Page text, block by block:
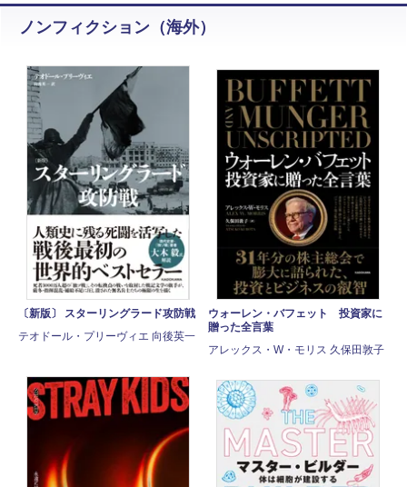
ノンフィクション（海外）
〔新版〕 スターリングラード攻防戦
テオドール・プリーヴィエ 向後英一
ウォーレン・バフェット 投資家に
贈った全言葉
アレックス・W・モリス 久保田敦子